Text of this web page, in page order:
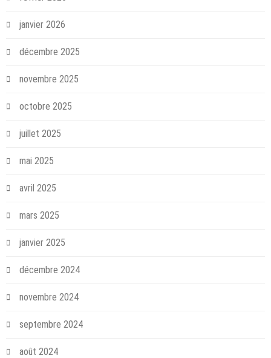
janvier 2026
décembre 2025
novembre 2025
octobre 2025
juillet 2025
mai 2025
avril 2025
mars 2025
janvier 2025
décembre 2024
novembre 2024
septembre 2024
août 2024